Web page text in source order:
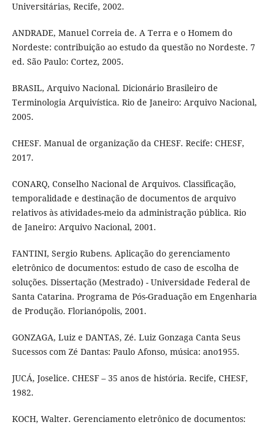
Universitárias, Recife, 2002.
ANDRADE, Manuel Correia de. A Terra e o Homem do
Nordeste: contribuição ao estudo da questão no Nordeste. 7
ed. São Paulo: Cortez, 2005.
BRASIL, Arquivo Nacional. Dicionário Brasileiro de
Terminologia Arquivística. Rio de Janeiro: Arquivo Nacional,
2005.
CHESF. Manual de organização da CHESF. Recife: CHESF,
2017.
CONARQ, Conselho Nacional de Arquivos. Classificação,
temporalidade e destinação de documentos de arquivo
relativos às atividades-meio da administração pública. Rio
de Janeiro: Arquivo Nacional, 2001.
FANTINI, Sergio Rubens. Aplicação do gerenciamento
eletrônico de documentos: estudo de caso de escolha de
soluções. Dissertação (Mestrado) - Universidade Federal de
Santa Catarina. Programa de Pós-Graduação em Engenharia
de Produção. Florianópolis, 2001.
GONZAGA, Luiz e DANTAS, Zé. Luiz Gonzaga Canta Seus
Sucessos com Zé Dantas: Paulo Afonso, música: ano1955.
JUCÁ, Joselice. CHESF – 35 anos de história. Recife, CHESF,
1982.
KOCH, Walter. Gerenciamento eletrônico de documentos: